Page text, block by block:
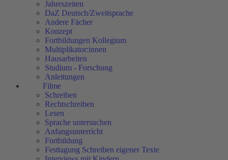
Jahreszeiten
DaZ Deutsch/Zweitsprache
Andere Fächer
Konzept
Fortbildungen Kollegium
Multiplikator:innen
Hausarbeiten
Studium - Forschung
Anleitungen
Filme
Schreiben
Rechtschreiben
Lesen
Sprache untersuchen
Anfangsunterricht
Fortbildung
Festtagung Schreiben eigener Texte